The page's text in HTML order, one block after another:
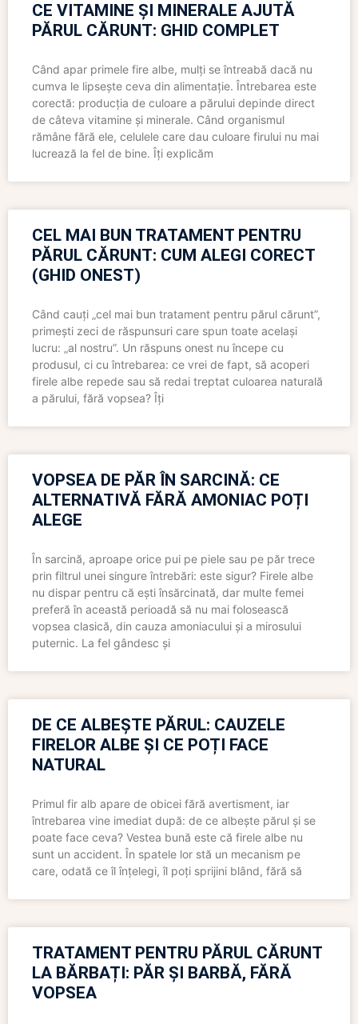
CE VITAMINE ȘI MINERALE AJUTĂ
PĂRUL CĂRUNT: GHID COMPLET
Când apar primele fire albe, mulți se întreabă dacă nu
cumva le lipsește ceva din alimentație. Întrebarea este
corectă: producția de culoare a părului depinde direct
de câteva vitamine și minerale. Când organismul
rămâne fără ele, celulele care dau culoare firului nu mai
lucrează la fel de bine. Îți explicăm
CEL MAI BUN TRATAMENT PENTRU
PĂRUL CĂRUNT: CUM ALEGI CORECT
(GHID ONEST)
Când cauți „cel mai bun tratament pentru părul cărunt”,
primești zeci de răspunsuri care spun toate același
lucru: „al nostru”. Un răspuns onest nu începe cu
produsul, ci cu întrebarea: ce vrei de fapt, să acoperi
firele albe repede sau să redai treptat culoarea naturală
a părului, fără vopsea? Îți
VOPSEA DE PĂR ÎN SARCINĂ: CE
ALTERNATIVĂ FĂRĂ AMONIAC POȚI
ALEGE
În sarcină, aproape orice pui pe piele sau pe păr trece
prin filtrul unei singure întrebări: este sigur? Firele albe
nu dispar pentru că ești însărcinată, dar multe femei
preferă în această perioadă să nu mai folosească
vopsea clasică, din cauza amoniacului și a mirosului
puternic. La fel gândesc și
DE CE ALBEȘTE PĂRUL: CAUZELE
FIRELOR ALBE ȘI CE POȚI FACE
NATURAL
Primul fir alb apare de obicei fără avertisment, iar
întrebarea vine imediat după: de ce albește părul și se
poate face ceva? Vestea bună este că firele albe nu
sunt un accident. În spatele lor stă un mecanism pe
care, odată ce îl înțelegi, îl poți sprijini blând, fără să
TRATAMENT PENTRU PĂRUL CĂRUNT
LA BĂRBAȚI: PĂR ȘI BARBĂ, FĂRĂ
VOPSEA